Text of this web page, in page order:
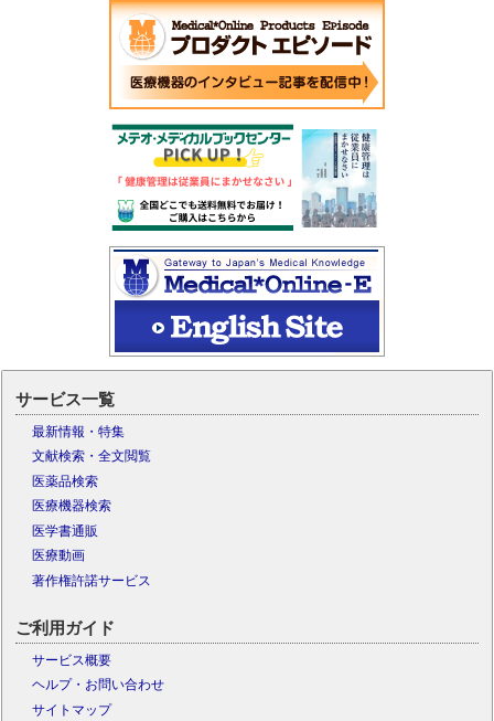
サービス一覧
最新情報・特集
文献検索・全文閲覧
医薬品検索
医療機器検索
医学書通販
医療動画
著作権許諾サービス
ご利用ガイド
サービス概要
ヘルプ・お問い合わせ
サイトマップ